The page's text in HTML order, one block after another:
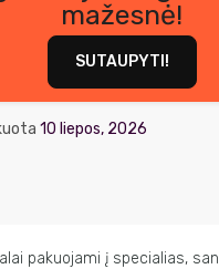
mažesnė!
SUTAUPYTI!
ir ar
šildyti?
10 liepos, 2026
pakuojami į specialias,